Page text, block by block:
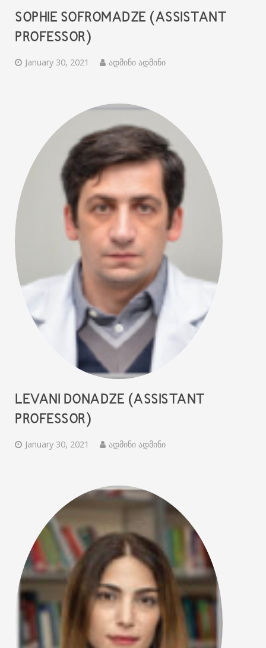
SOPHIE SOFROMADZE (ASSISTANT
PROFESSOR)
January 30, 2021 ადმინი ადმინი
LEVANI DONADZE (ASSISTANT
PROFESSOR)
January 30, 2021 ადმინი ადმინი